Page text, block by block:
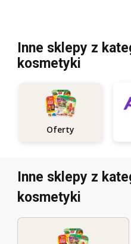
Inne sklepy z
kosmetyki
Oferty
Inne sklepy z
kosmetyki